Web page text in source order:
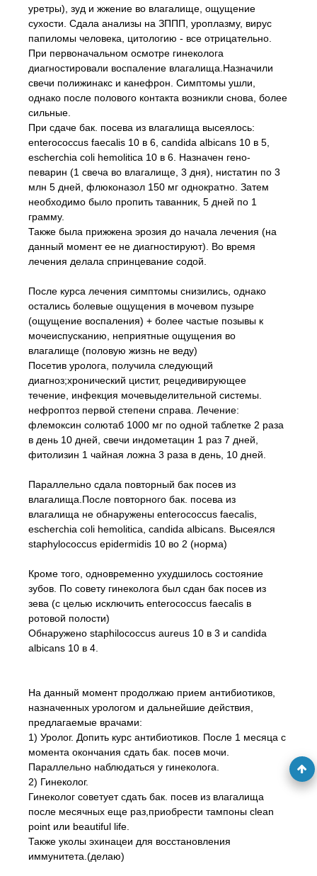
уретры), зуд и жжение во влагалище, ощущение
сухости. Сдала анализы на ЗППП, уроплазму, вирус
папиломы человека, цитологию - все отрицательно.
При первоначальном осмотре гинеколога
диагностировали воспаление влагалища.Назначили
свечи полижинакс и канефрон. Симптомы ушли,
однако после полового контакта возникли снова, более
сильные.
При сдаче бак. посева из влагалища высеялось:
enterococcus faecalis 10 в 6, candida albicans 10 в 5,
escherchia coli hemolitica 10 в 6. Назначен гено-
певарин (1 свеча во влагалище, 3 дня), нистатин по 3
млн 5 дней, флюконазол 150 мг однократно. Затем
необходимо было пропить таванник, 5 дней по 1
грамму.
Также была прижжена эрозия до начала лечения (на
данный момент ее не диагностируют). Во время
лечения делала спринцевание содой.
После курса лечения симптомы снизились, однако
остались болевые ощущения в мочевом пузыре
(ощущение воспаления) + более частые позывы к
мочеиспусканию, неприятные ощущения во
влагалище (половую жизнь не веду)
Посетив уролога, получила следующий
диагноз;хронический цистит, рецедивирующее
течение, инфекция мочевыделительной системы.
нефроптоз первой степени справа. Лечение:
флемоксин солютаб 1000 мг по одной таблетке 2 раза
в день 10 дней, свечи индометацин 1 раз 7 дней,
фитолизин 1 чайная ложна 3 раза в день, 10 дней.
Параллельно сдала повторный бак посев из
влагалища.После повторного бак. посева из
влагалища не обнаружены enterococcus faecalis,
escherchia coli hemolitica, candida albicans. Высеялся
staphylococcus epidermidis 10 во 2 (норма)
Кроме того, одновременно ухудшилось состояние
зубов. По совету гинеколога был сдан бак посев из
зева (с целью исключить enterococcus faecalis в
ротовой полости)
Обнаружено staphilococcus aureus 10 в 3 и candida
albicans 10 в 4.
На данный момент продолжаю прием антибиотиков,
назначенных урологом и дальнейшие действия,
предлагаемые врачами:
1) Уролог. Допить курс антибиотиков. После 1 месяца с
момента окончания сдать бак. посев мочи.
Параллельно наблюдаться у гинеколога.
2) Гинеколог.
Гинеколог советует сдать бак. посев из влагалища
после месячных еще раз,приобрести тампоны clean
point или beautiful life.
Также уколы эхинацеи для восстановления
иммунитета.(делаю)